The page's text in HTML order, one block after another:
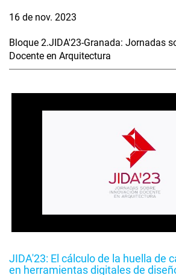
16 de nov. 2023
Bloque 2.JIDA'23-Granada: Jornadas
Docente en Arquitectura
JIDA'23: El cálculo de la huella de
en herramientas digitales de